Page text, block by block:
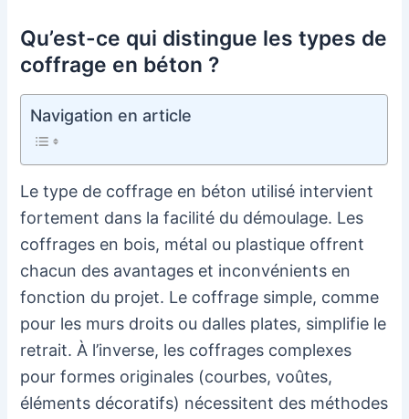
Qu’est-ce qui distingue les types de
coffrage en béton ?
Navigation en article
Le type de coffrage en béton utilisé intervient
fortement dans la facilité du démoulage. Les
coffrages en bois, métal ou plastique offrent
chacun des avantages et inconvénients en
fonction du projet. Le coffrage simple, comme
pour les murs droits ou dalles plates, simplifie le
retrait. À l’inverse, les coffrages complexes
pour formes originales (courbes, voûtes,
éléments décoratifs) nécessitent des méthodes